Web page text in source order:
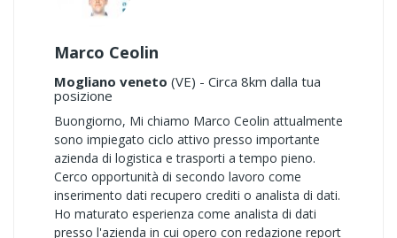
Marco Ceolin
Mogliano veneto (VE) - Circa 8km dalla tua
posizione
Buongiorno, Mi chiamo Marco Ceolin attualmente
sono impiegato ciclo attivo presso importante
azienda di logistica e trasporti a tempo pieno.
Cerco opportunità di secondo lavoro come
inserimento dati recupero crediti o analista di dati.
Ho maturato esperienza come analista di dati
presso l'azienda in cui opero con redazione report